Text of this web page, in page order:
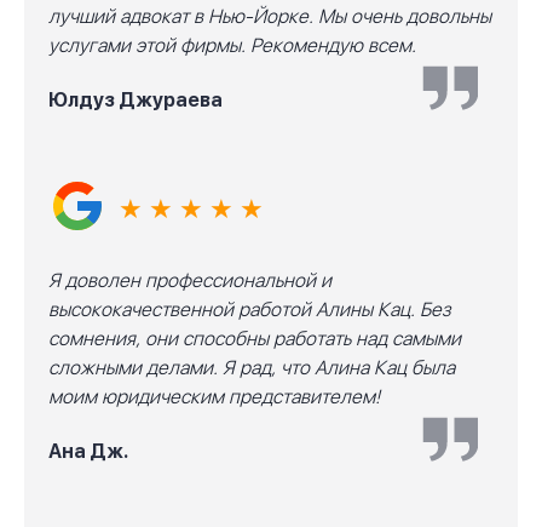
лучший адвокат в Нью-Йорке. Мы очень довольны
услугами этой фирмы. Рекомендую всем.
Юлдуз Джураева
★ ★ ★ ★ ★
Я доволен профессиональной и
высококачественной работой Алины Кац. Без
сомнения, они способны работать над самыми
сложными делами. Я рад, что Алина Кац была
моим юридическим представителем!
Ана Дж.